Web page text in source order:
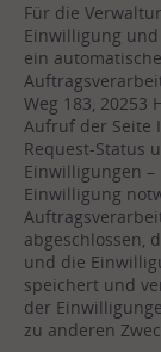
Für die
Einwilligung
ein
Weg 183, 20253
Aufruf der Seite
Request-Status
Einwilligungen
Einwilligung
abgeschlossen,
und die
speichert und
der
zu anderen